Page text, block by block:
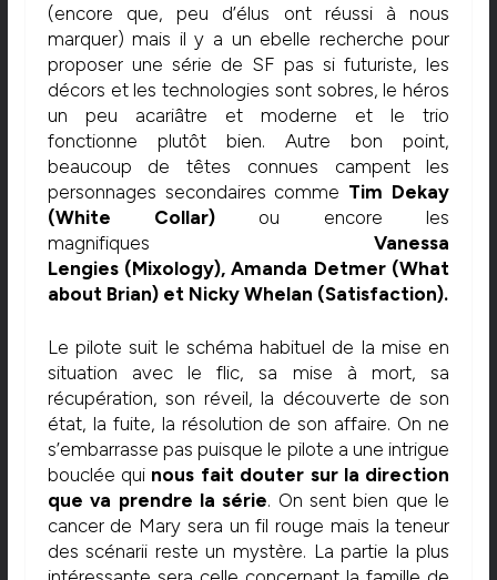
(encore que, peu d’élus ont réussi à nous
marquer) mais il y a un ebelle recherche pour
proposer une série de SF pas si futuriste, les
décors et les technologies sont sobres, le héros
un peu acariâtre et moderne et le trio
fonctionne plutôt bien. Autre bon point,
beaucoup de têtes connues campent les
personnages secondaires comme Tim Dekay
(White Collar) ou encore les
magnifiquesVanessa
Lengies (Mixology), Amanda Detmer (What
about Brian) et Nicky Whelan (Satisfaction).
Le pilote suit le schéma habituel de la mise en
situation avec le flic, sa mise à mort, sa
récupération, son réveil, la découverte de son
état, la fuite, la résolution de son affaire. On ne
s’embarrasse pas puisque le pilote a une intrigue
bouclée qui nous fait douter sur la direction
que va prendre la série. On sent bien que le
cancer de Mary sera un fil rouge mais la teneur
des scénarii reste un mystère. La partie la plus